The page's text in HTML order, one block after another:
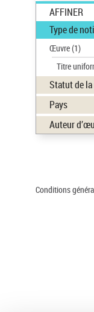
AFFINER
Type de
Œuvre(1)
Titre
Statut de
Pays
Auteur
Conditions